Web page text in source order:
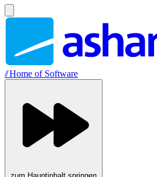
//Home of Software